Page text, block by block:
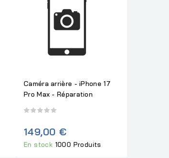
Caméra arrière - iPhone 17
Pro Max - Réparation
149,00 €
En stock 1000 Produits